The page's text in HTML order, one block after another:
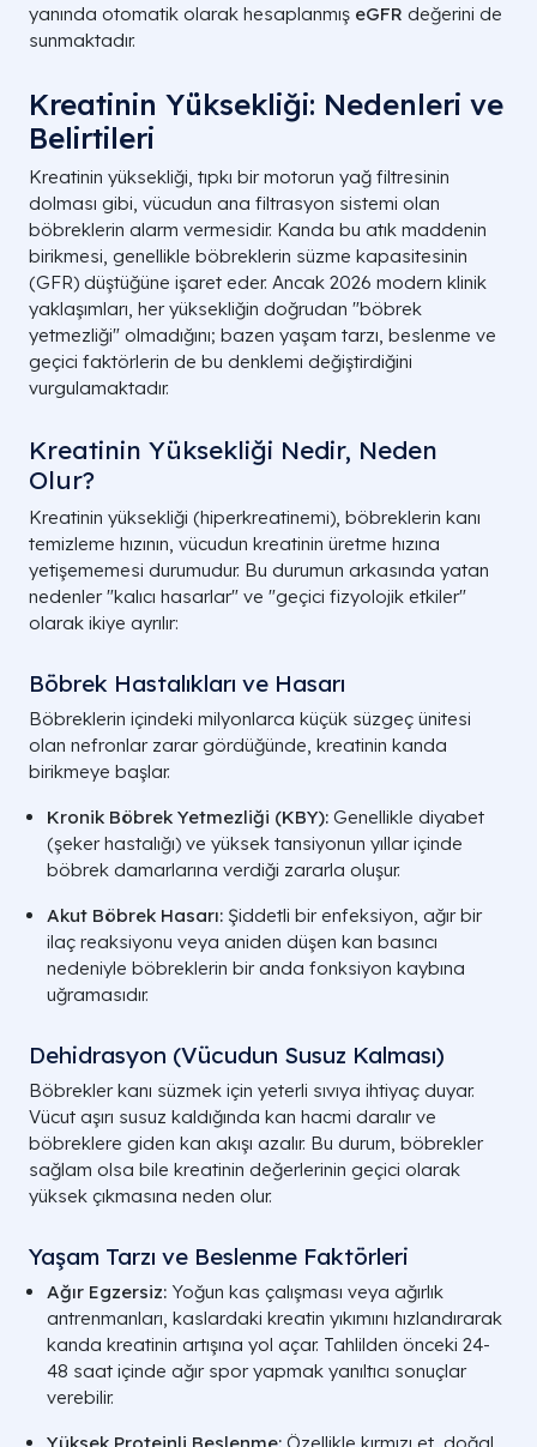
Demografik Grup
Normal Aralık
(mg/dL) Klinik
Yetişkin Erkekler 0.7 — 1.3 Yüksek
Yaşlılar (65+)
Çocuklar (3-12 Yaş) 0.3 — 0.7
dokusu
Bebekler
yanında otomatik olarak hesaplanmış eGFR değerini de
sunmaktadır.
Kreatinin Yüksekliği: Nedenleri ve
Belirtileri
Kreatinin yüksekliği, tıpkı bir motorun yağ filtresinin
dolması gibi, vücudun ana filtrasyon sistemi olan
böbreklerin alarm vermesidir. Kanda bu atık maddenin
birikmesi, genellikle böbreklerin süzme kapasitesinin
(GFR) düştüğüne işaret eder. Ancak 2026 modern klinik
yaklaşımları, her yüksekliğin doğrudan "böbrek
yetmezliği" olmadığını; bazen yaşam tarzı, beslenme ve
geçici faktörlerin de bu denklemi değiştirdiğini
vurgulamaktadır.
Kreatinin Yüksekliği Nedir, Neden
Olur?
Kreatinin yüksekliği (hiperkreatinemi), böbreklerin kanı
temizleme hızının, vücudun kreatinin üretme hızına
yetişememesi durumudur. Bu durumun arkasında yatan
nedenler "kalıcı hasarlar" ve "geçici fizyolojik etkiler"
olarak ikiye ayrılır:
Böbrek Hastalıkları ve Hasarı
Böbreklerin içindeki milyonlarca küçük süzgeç ünitesi
olan nefronlar zarar gördüğünde, kreatinin kanda
birikmeye başlar.
Kronik Böbrek Yetmezliği (KBY): Genellikle diyabet
(şeker hastalığı) ve yüksek tansiyonun yıllar içinde
böbrek damarlarına verdiği zararla oluşur.
Akut Böbrek Hasarı: Şiddetli bir enfeksiyon, ağır bir
ilaç reaksiyonu veya aniden düşen kan basıncı
nedeniyle böbreklerin bir anda fonksiyon kaybına
uğramasıdır.
Dehidrasyon (Vücudun Susuz Kalması)
Böbrekler kanı süzmek için yeterli sıvıya ihtiyaç duyar.
Vücut aşırı susuz kaldığında kan hacmi daralır ve
böbreklere giden kan akışı azalır. Bu durum, böbrekler
sağlam olsa bile kreatinin değerlerinin geçici olarak
yüksek çıkmasına neden olur.
Yaşam Tarzı ve Beslenme Faktörleri
Ağır Egzersiz: Yoğun kas çalışması veya ağırlık
antrenmanları, kaslardaki kreatin yıkımını hızlandırarak
kanda kreatinin artışına yol açar. Tahlilden önceki 24-
48 saat içinde ağır spor yapmak yanıltıcı sonuçlar
verebilir.
Yüksek Proteinli Beslenme: Özellikle kırmızı et, doğal